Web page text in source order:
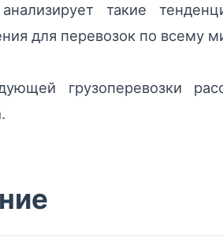
такие
для перевозок по всему
грузоперевозки